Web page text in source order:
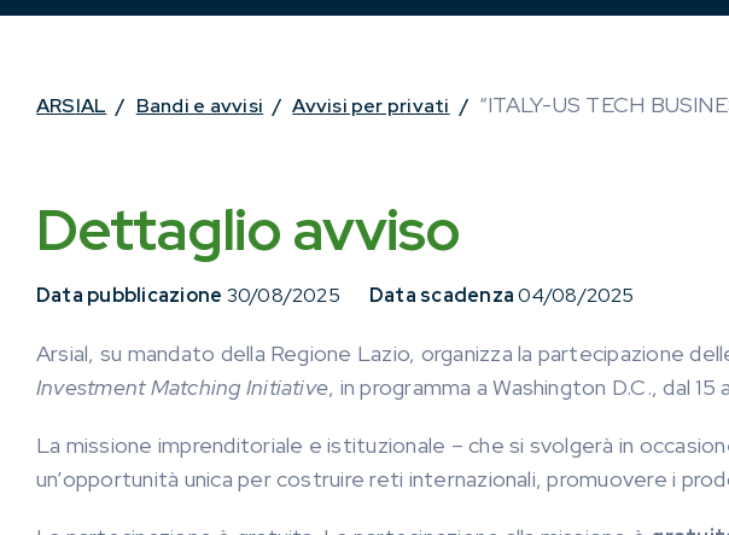
ARSIAL / Bandi e avvisi / Avvisi per privati / “ITALY-US TECH
Dettaglio avviso
Data pubblicazione 30/08/2025 Data scadenza04/08/2025
Arsial, su mandato della Regione Lazio, organizza la partecipazione
Investment Matching Initiative, in programma a Washington D.C., dal
La missione imprenditoriale e istituzionale – che si svolgerà in
un’opportunità unica per costruire reti internazionali, promuovere i